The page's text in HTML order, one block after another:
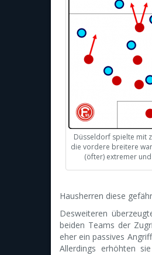
Düsseldorf spielte mit
die vordere breitere
(öfter) extremer
Hausherren diese
Desweiteren
beiden Teams der
eher ein passives
Allerdings erhöhten